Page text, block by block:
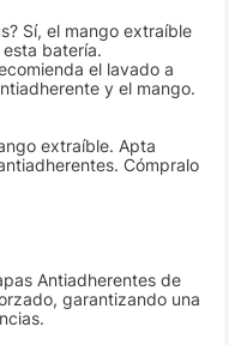
Sí, el mango extraíble
batería.
el lavado a
y el mango.
extraíble. Apta
Cómpralo
Antiadherentes de
garantizando una